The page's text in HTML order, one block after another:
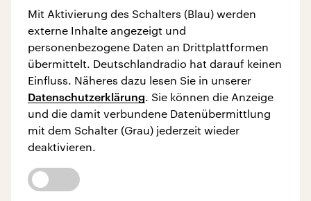
Mit Aktivierung des Schalters (Blau) werden
externe Inhalte angezeigt und
personenbezogene Daten an Drittplattformen
übermittelt. Deutschlandradio hat darauf keinen
Einfluss. Näheres dazu lesen Sie in unserer
Datenschutzerklärung. Sie können die Anzeige
und die damit verbundene Datenübermittlung
mit dem Schalter (Grau) jederzeit wieder
deaktivieren.